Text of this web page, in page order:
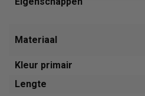
Materiaal
Kleur primair
Lengte